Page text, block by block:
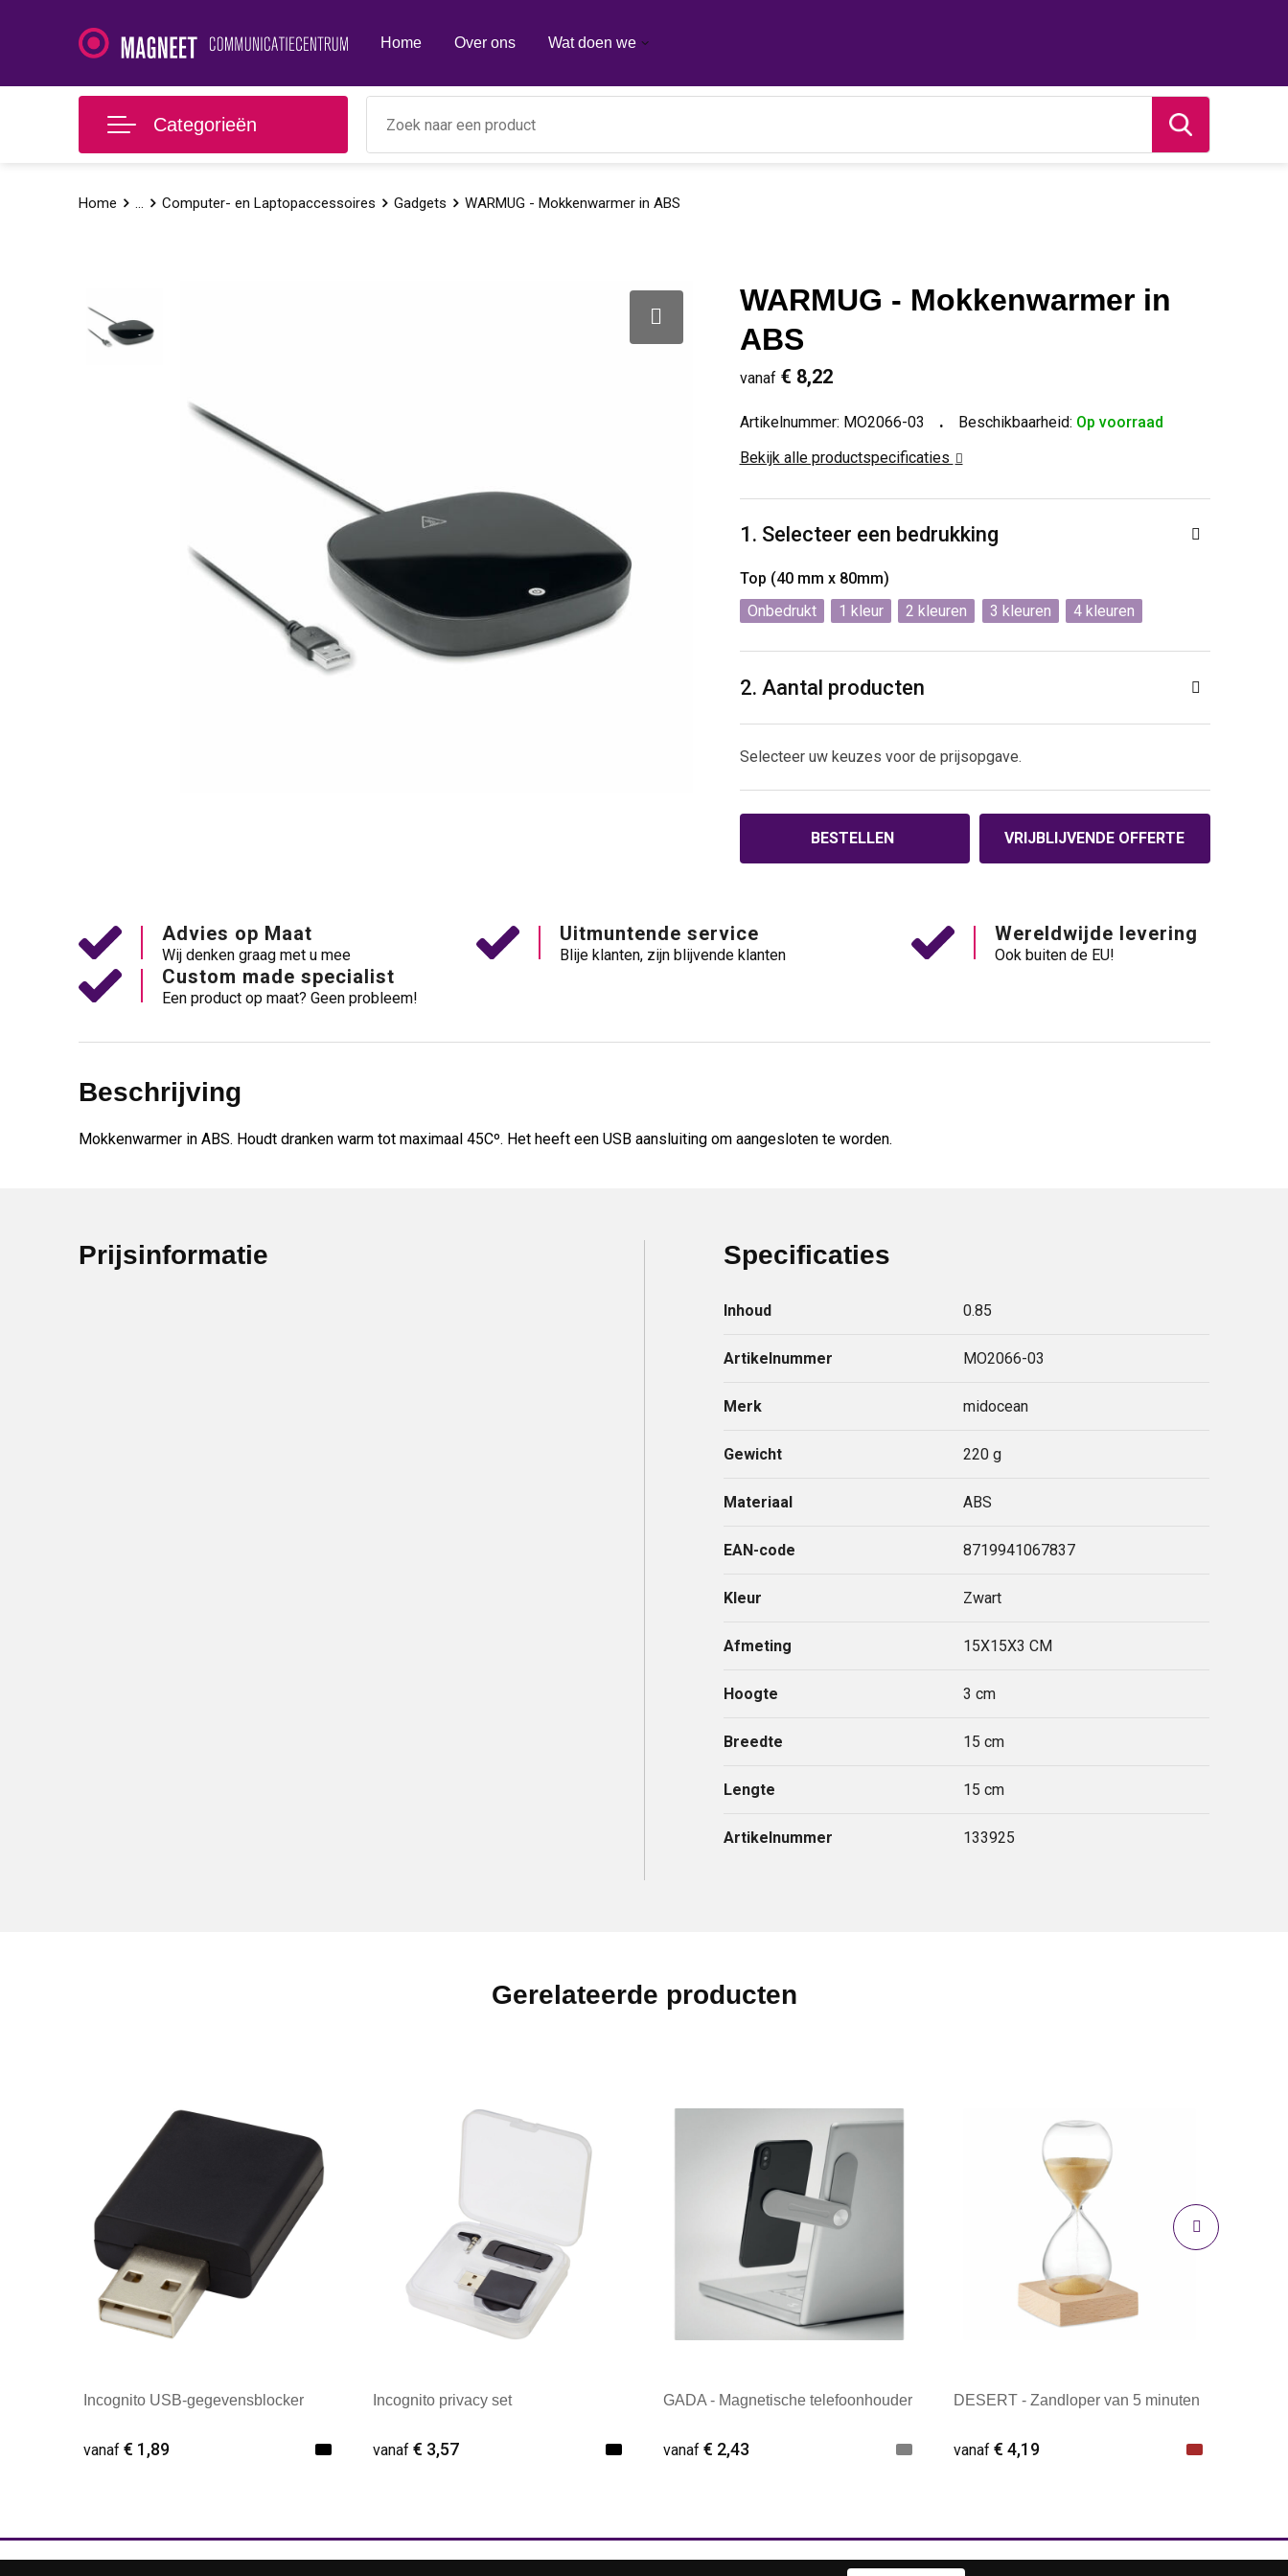
Home Over ons Wat doen we
Categorieën
Home ... Computer- en Laptopaccessoires Gadgets WARMUG - Mokkenwarmer in ABS
WARMUG - Mokkenwarmer in
ABS
vanaf € 8,22
Artikelnummer: MO2066-03 Beschikbaarheid: Op voorraad
Bekijk alle productspecificaties
1. Selecteer een bedrukking
Top (40 mm x 80mm)
Onbedrukt
1 2 3 4
2. Aantal producten
Selecteer uw keuzes voor de prijsopgave.
BESTELLEN VRIJBLIJVENDE OFFERTE
Advies op Maat
Wij denken graag met u mee
Uitmuntende service
Blije klanten, zijn blijvende klanten
Wereldwijde levering
Ook buiten de EU!
Custom made specialist
Een product op maat? Geen probleem!
Beschrijving
Mokkenwarmer in ABS. Houdt dranken warm tot maximaal 45Cº. Het heeft een USB aansluiting om aangesloten te worden.
Prijsinformatie Specificaties
Inhoud 0.85
Artikelnummer MO2066-03
Merk midocean
Gewicht 220 g
Materiaal ABS
EAN-code 8719941067837
Kleur Zwart
Afmeting 15X15X3 CM
Hoogte 3 cm
Breedte 15 cm
Lengte 15 cm
Artikelnummer 133925
Gerelateerde producten
Incognito USB-gegevensblocker
vanaf € 1,89
Incognito privacy set
vanaf€ 3,57
GADA - Magnetische telefoonhouder
vanaf € 2,43
DESERT - Zandloper van 5 minuten
vanaf € 4,19